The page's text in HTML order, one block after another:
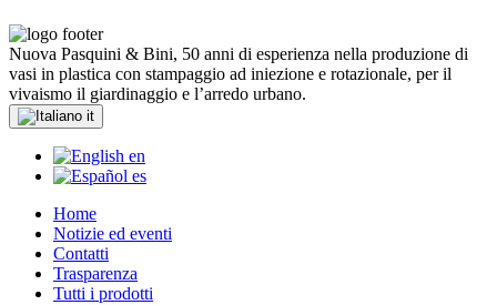
Nuova Pasquini & Bini, 50 anni di esperienza nella produzione di
vasi in plastica con stampaggio ad iniezione e rotazionale, per il
vivaismo il giardinaggio e l’arredo urbano.
it
en
es
Home
Notizie ed eventi
Contatti
Trasparenza
Tutti i prodotti